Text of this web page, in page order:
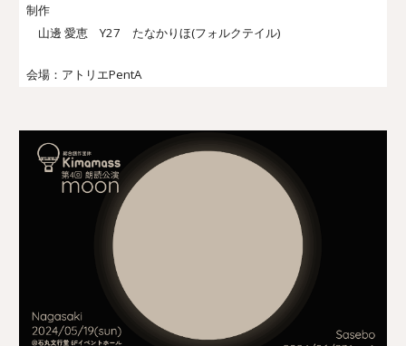
制作
山邊 愛恵 Y27 たなかりほ(フォルクテイル)
会場： アトリエPentA